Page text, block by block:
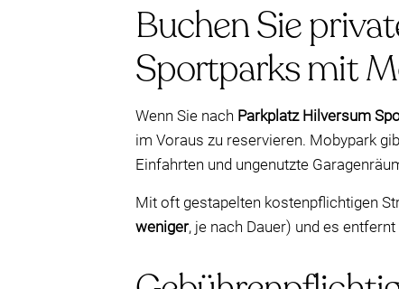
Buchen Sie
Sportparks mit
Wenn Sie nach Parkplatz Hilversum
im Voraus zu reservieren. Mobypark
Einfahrten und ungenutzte
Mit oft gestapelten kostenpflichtigen
weniger, je nach Dauer) und es